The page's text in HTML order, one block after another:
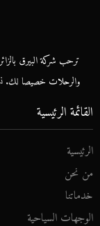
ترحب شركة البيرق
والرحلات خصيصا لك.
القائمة الرئيسية
الرئيسية
من نحن
خدماتنا
الوجهات السياحية